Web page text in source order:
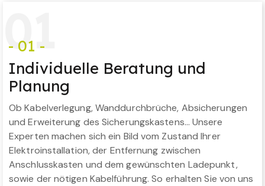
01
- 01 -
Individuelle Beratung und
Planung
Ob Kabelverlegung, Wanddurchbrüche, Absicherungen
und Erweiterung des Sicherungskastens… Unsere
Experten machen sich ein Bild vom Zustand Ihrer
Elektroinstallation, der Entfernung zwischen
Anschlusskasten und dem gewünschten Ladepunkt,
sowie der nötigen Kabelführung. So erhalten Sie von uns